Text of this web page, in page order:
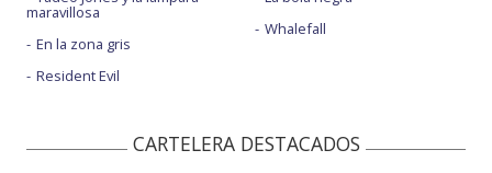
maravillosa
En la zona gris
Resident Evil
Whalefall
CARTELERA DESTACADOS